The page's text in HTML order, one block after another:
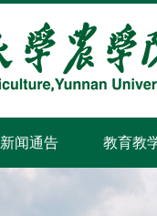
新闻通告 教育教